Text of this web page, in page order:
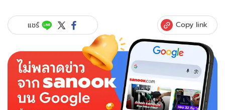
แชร์ Copy link